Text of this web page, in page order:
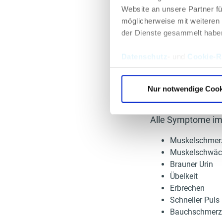
Website an unsere Partner
möglicherweise mit
der Dienste gesammelt
Datenschutz Cookie-
Nur notwendige
immunologische
Zu den häufigen
äußern sich oft in
Oberschenkel.
ein schneller
Alle Symptome
Brauner Urin
Übelkeit
Erbrechen
Schneller Puls